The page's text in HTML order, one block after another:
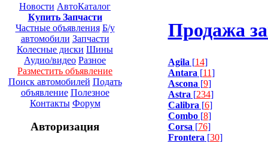
Новости АвтоКаталог
Купить Запчасти
Частные объявления Б/у
автомобили Запчасти
Колесные диски Шины
Аудио/видео Разное
Разместить объявление
Поиск автомобилей Подать
объявление Полезное
Контакты Форум
Авторизация
Продажа
Agila [14]
Antara [11]
Ascona [9]
Astra [234]
Calibra [6]
Combo[8]
Corsa [76]
Frontera [30]